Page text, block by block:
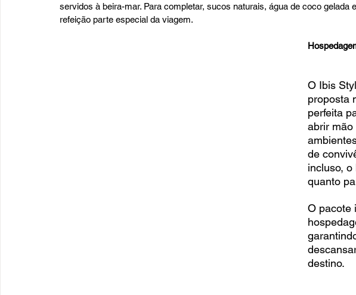
servidos à beira-mar. Para completar, sucos naturais, água de coco gelada
refeição parte especial da viagem.
O Ibis
proposta
perfeita
abrir mão
de
incluso,
quanto
O pacote
destino.